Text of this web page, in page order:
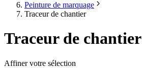
Peinture de marquage
Traceur de chantier
Traceur de chantier
Affiner votre sélection